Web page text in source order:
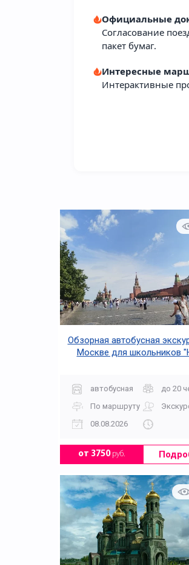
Официальные
Согласование
пакет бумаг.
Интересные
Интерактивные
Обзорная автобусная
Москве для школьников
автобусная
до 20
По маршруту
08.08.2026
от 3750руб.